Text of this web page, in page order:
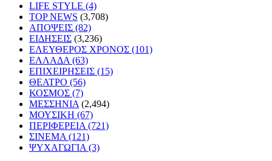
LIFE STYLE (4)
TOP NEWS (3,708)
ΑΠΟΨΕΙΣ (82)
ΕΙΔΗΣΕΙΣ (3,236)
ΕΛΕΥΘΕΡΟΣ ΧΡΟΝΟΣ (101)
ΕΛΛΑΔΑ (63)
ΕΠΙΧΕΙΡΗΣΕΙΣ (15)
ΘΕΑΤΡΟ (56)
ΚΟΣΜΟΣ (7)
ΜΕΣΣΗΝΙΑ (2,494)
ΜΟΥΣΙΚΗ (67)
ΠΕΡΙΦΕΡΕΙΑ (721)
ΣΙΝΕΜΑ (121)
ΨΥΧΑΓΩΓΙΑ (3)